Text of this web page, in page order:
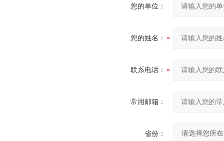
您的单位：
您的姓名：
联系电话：
常用邮箱：
省份：